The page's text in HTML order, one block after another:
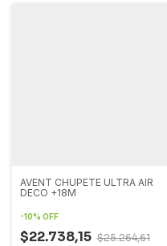
AVENT CHUPETE ULTRA AIR
DECO +18M
-10% OFF
$22.738,15 $25.264,61